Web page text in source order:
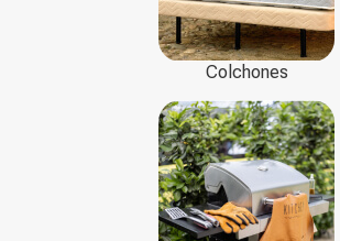
Colchones